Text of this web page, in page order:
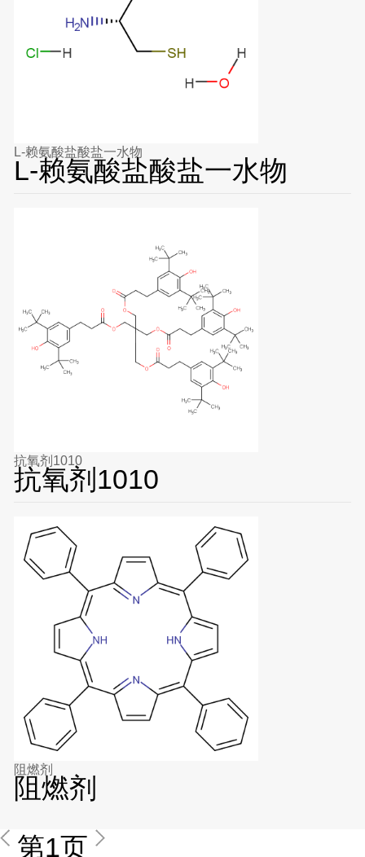
L-赖氨酸盐酸盐一水物
L-赖氨酸盐酸盐一水物
抗氧剂1010
抗氧剂1010
阻燃剂
阻燃剂
第1页